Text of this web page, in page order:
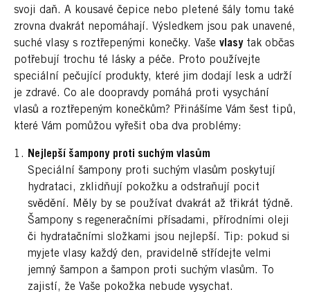
svoji daň. A kousavé čepice nebo pletené šály tomu také
zrovna dvakrát nepomáhají. Výsledkem jsou pak unavené,
suché vlasy s roztřepenými konečky. Vaše vlasy tak občas
potřebují trochu té lásky a péče. Proto používejte
speciální pečující produkty, které jim dodají lesk a udrží
je zdravé. Co ale doopravdy pomáhá proti vysychání
vlasů a roztřepeným konečkům? Přinášíme Vám šest tipů,
které Vám pomůžou vyřešit oba dva problémy:
Nejlepší šampony proti suchým vlasům
Speciální šampony proti suchým vlasům poskytují
hydrataci, zklidňují pokožku a odstraňují pocit
svědění. Měly by se používat dvakrát až třikrát týdně.
Šampony s regeneračními přísadami, přírodními oleji
či hydratačními složkami jsou nejlepší. Tip: pokud si
myjete vlasy každý den, pravidelně střídejte velmi
jemný šampon a šampon proti suchým vlasům. To
zajistí, že Vaše pokožka nebude vysychat.